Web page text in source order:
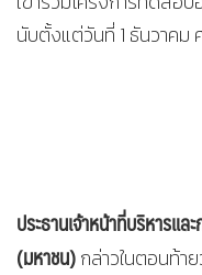
นับตั้งแต่วันที่ 1 ธันวาคม
ประธานเจ้าหน้าที่บริหารและ
(มหาชน)กล่าวในตอนท้า